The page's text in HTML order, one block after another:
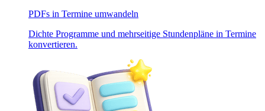
PDFs in Termine umwandeln
Dichte Programme und mehrseitige Stundenpläne in Termine
konvertieren.